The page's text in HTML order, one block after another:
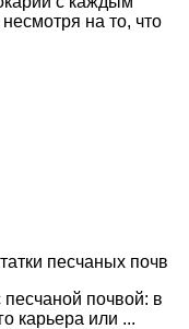
на то, что
песчаных почв
песчаной почвой: в
карьера или ...